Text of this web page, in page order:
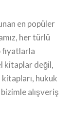
en popüler
her türlü
fiyatlarla
kitaplar değil,
kitapları, hukuk
alışveriş